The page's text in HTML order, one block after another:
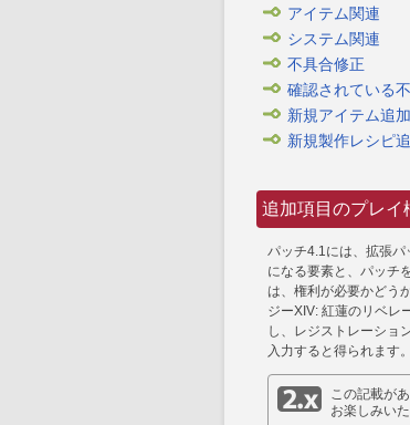
アイテム関連
システム関連
不具合修正
確認されている
新規アイテム追加
新規製作レシピ
追加項目のプレイ
パッチ4.1には、拡張
になる要素と、パッチ
は、権利が必要かどう
ジーXIV: 紅蓮のリベレ
し、レジストレーショ
入力すると得られます。
この記載が
お楽しみいた